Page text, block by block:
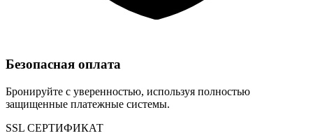
Безопасная оплата
Бронируйте с уверенностью, используя полностью
защищенные платежные системы.
SSL СЕРТИФИКАТ